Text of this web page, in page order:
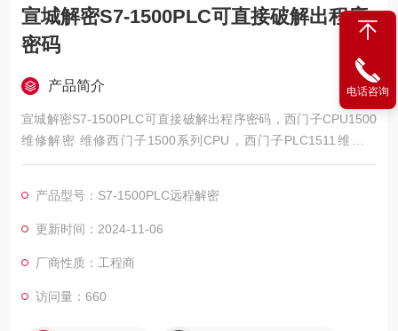
宣城解密S7-1500PLC可直接破解出程序
密码
产品简介
宣城解密S7-1500PLC可直接破解出程序密码，西门子CPU1500
维修解密 维修西门子1500系列CPU，西门子PLC1511维修解
密，西门子PLC1512维修解密，西门子PLC1513维修解密，西门
17维修解密，西门子PLC1518解密维修如上电所有指示灯不亮，
全亮，开机无显示，不通讯，通讯连接不上，通讯异常，通讯网
产品型号：S7-1500PLC远程解密
更新时间：2024-11-06
厂商性质：工程商
访问量：660
电话咨询